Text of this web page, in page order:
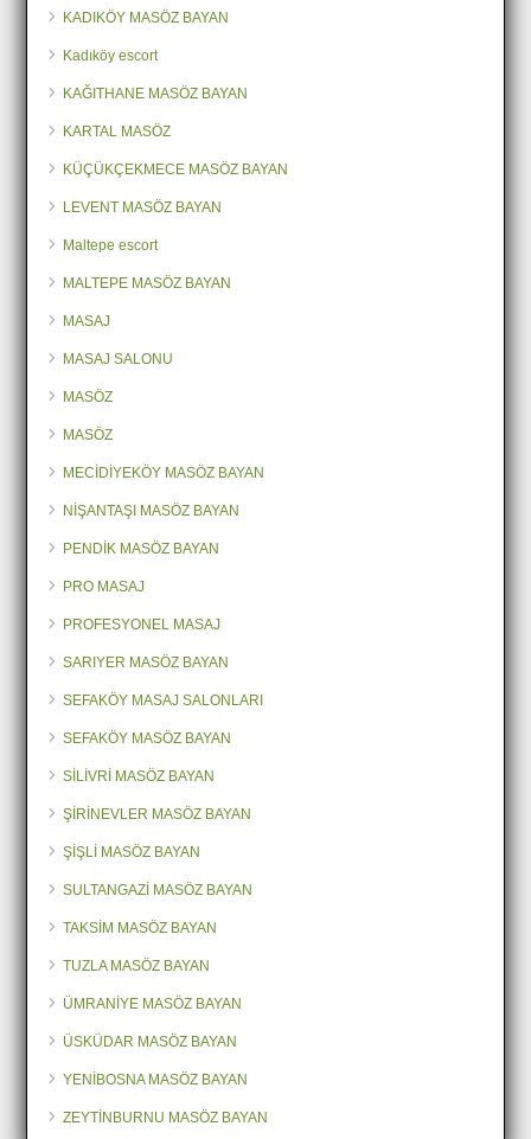
KADIKÖY MASÖZ BAYAN
Kadıköy escort
KAĞITHANE MASÖZ BAYAN
KARTAL MASÖZ
KÜÇÜKÇEKMECE MASÖZ BAYAN
LEVENT MASÖZ BAYAN
Maltepe escort
MALTEPE MASÖZ BAYAN
MASAJ
MASAJ SALONU
MASÖZ
MASÖZ
MECİDİYEKÖY MASÖZ BAYAN
NİŞANTAŞI MASÖZ BAYAN
PENDİK MASÖZ BAYAN
PRO MASAJ
PROFESYONEL MASAJ
SARIYER MASÖZ BAYAN
SEFAKÖY MASAJ SALONLARI
SEFAKÖY MASÖZ BAYAN
SİLİVRİ MASÖZ BAYAN
ŞİRİNEVLER MASÖZ BAYAN
ŞİŞLİ MASÖZ BAYAN
SULTANGAZİ MASÖZ BAYAN
TAKSİM MASÖZ BAYAN
TUZLA MASÖZ BAYAN
ÜMRANİYE MASÖZ BAYAN
ÜSKÜDAR MASÖZ BAYAN
YENİBOSNA MASÖZ BAYAN
ZEYTİNBURNU MASÖZ BAYAN